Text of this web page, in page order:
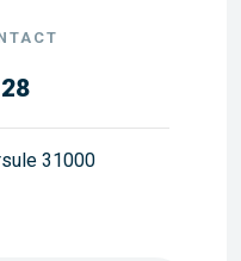
31000